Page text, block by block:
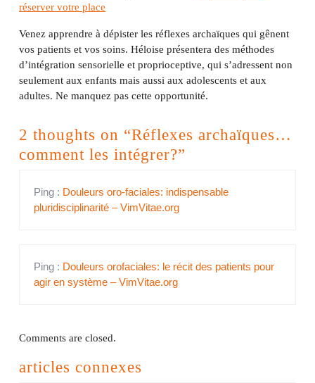
réserver votre place
Venez apprendre à dépister les réflexes archaïques qui gênent
vos patients et vos soins. Héloise présentera des méthodes
d’intégration sensorielle et proprioceptive, qui s’adressent non
seulement aux enfants mais aussi aux adolescents et aux
adultes. Ne manquez pas cette opportunité.
2 thoughts on “Réflexes archaïques…
comment les intégrer?”
Ping : Douleurs oro-faciales: indispensable
pluridisciplinarité – VimVitae.org
Ping : Douleurs orofaciales: le récit des patients pour
agir en système – VimVitae.org
Comments are closed.
articles connexes